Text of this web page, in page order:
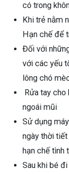
có trong
Khi trẻ nằm
Hạn chế để
Đối với
với các yếu
lông chó
Rửa tay
ngoái mũi
Sử dụng
ngày thời
hạn chế tình
Sau khi bé